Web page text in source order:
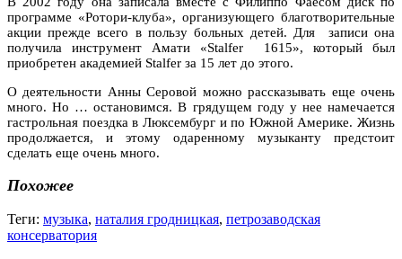
программе «Ротори-клуба», организующего благотворительные
акции прежде всего в пользу больных детей. Для записи она
получила инструмент Амати «Stalfer 1615», который был
приобретен академией Stalfer за 15 лет до этого.
О деятельности Анны Серовой можно рассказывать еще очень
много. Но … остановимся. В грядущем году у нее намечается
гастрольная поездка в Люксембург и по Южной Америке. Жизнь
продолжается, и этому одаренному музыканту предстоит
сделать еще очень много.
Похожее
Теги: музыка, наталия гродницкая, петрозаводская
консерватория